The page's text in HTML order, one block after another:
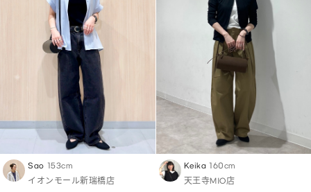
Sao 153cm
イオンモール新瑞橋店
Keika 160cm
天王寺MIO店